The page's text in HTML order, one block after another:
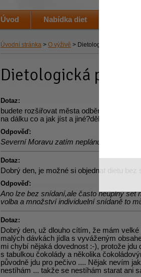
Úvodní stránka > O výživě > Dietologická poradna
Dietologická
Dotaz:
budete rozšiřovat města odběru-směr
na dálku co a jak jíst a jiné?děkuji za
Odpověď:
Severní Moravu zatím neplánujeme.
Dotaz:
Dobrý den, je možné si objednat dietu bez
Odpověď:
Ano lze bez snídaní,ale často neúplný set
volba a množství individuelní snídaně to
Dotaz:
Dobrý den, už dlouho cítím, že mám
malých dávkách jídla s vyváženým
mi chybí nějaká dovednost :-), protože jdu
s tabulkou čokolády a několika
původně jdu pro pečivo .... Nějak nevím
nestíhám ... takže se nestíhám starat ani
Úvod Nabídka diet